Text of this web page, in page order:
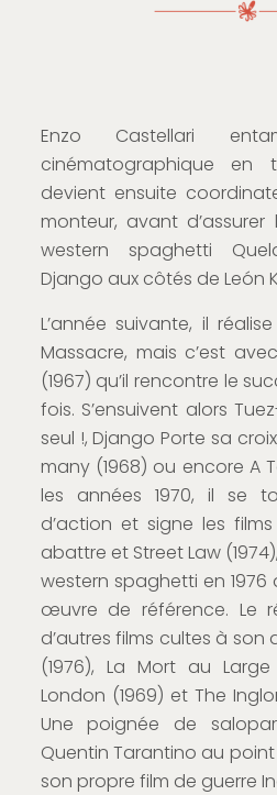
Enzo Castellari
cinématographique
devient ensuite
monteur, avant
western spaghetti
Django aux côtés de León
L’année suivante, il
Massacre, mais c’est
(1967) qu’il rencontre le
fois. S’ensuivent alors
seul !, Django Porte sa
many (1968) ou encore A
les années 1970, il se
d’action et signe les
abattre et Street Law
western spaghetti en
œuvre de référence. Le
d’autres films cultes à son
(1976), La Mort au Large
London (1969) et The
Une poignée de
Quentin Tarantino au point
son propre film de guerre